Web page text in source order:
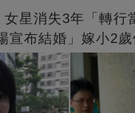
星消失3年「轉行
宣布結婚」嫁小2歲